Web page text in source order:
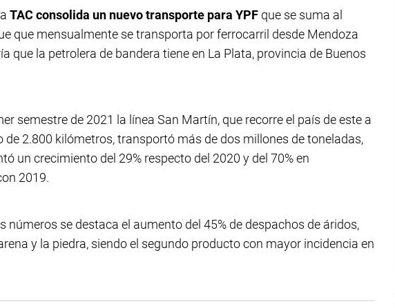
TAC consolida un nuevo transporte para YPF que se suma al
que mensualmente se transporta por ferrocarril desde Mendoza
que la petrolera de bandera tiene en La Plata, provincia de Buenos
semestre de 2021 la línea San Martín, que recorre el país de este a
de 2.800 kilómetros, transportó más de dos millones de toneladas,
un crecimiento del 29% respecto del 2020 y del 70% en
2019.
números se destaca el aumento del 45% de despachos de áridos,
y la piedra, siendo el segundo producto con mayor incidencia en